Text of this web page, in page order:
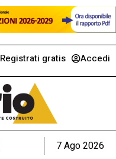
Registrati gratis Accedi
7 Ago 2026